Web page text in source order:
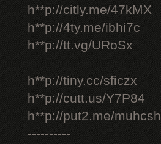
h**p://citly.me/47kMX
h**p://4ty.me/ibhi7c
h**p://tt.vg/URoSx
h**p://tiny.cc/sficzx
h**p://cutt.us/Y7P84
h**p://put2.me/muhcsh
----------